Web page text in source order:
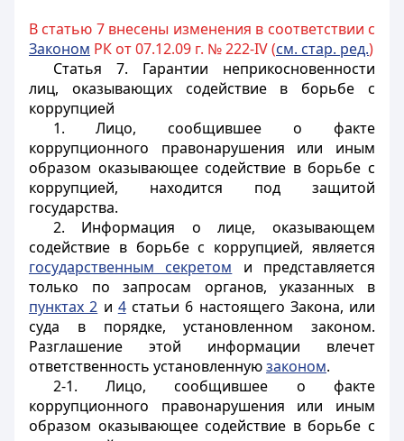
В статью 7 внесены изменения в соответствии с
Законом РК от 07.12.09 г. № 222-IV (см. стар. ред.)
Статья 7. Гарантии неприкосновенности
лиц, оказывающих содействие в борьбе с
коррупцией
1. Лицо, сообщившее о факте
коррупционного правонарушения или иным
образом оказывающее содействие в борьбе с
коррупцией, находится под защитой
государства.
2. Информация о лице, оказывающем
содействие в борьбе с коррупцией, является
государственным секретом и представляется
только по запросам органов, указанных в
пунктах 2 и 4статьи 6 настоящего Закона, или
суда в порядке, установленном законом.
Разглашение этой информации влечет
ответственность установленнуюзаконом.
2-1. Лицо, сообщившее о факте
коррупционного правонарушения или иным
образом оказывающее содействие в борьбе с